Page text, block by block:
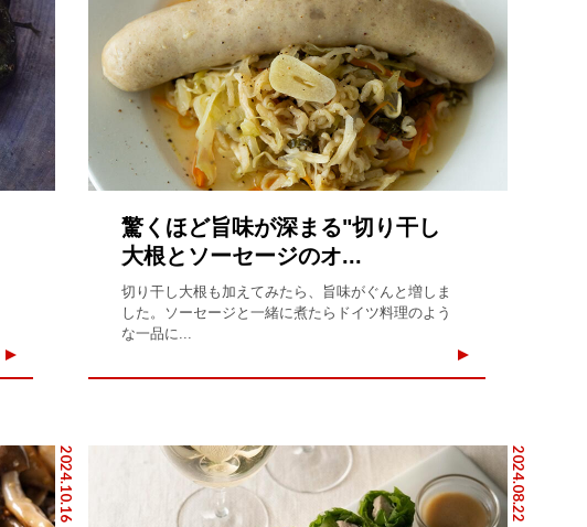
驚くほど旨味が深まる"切り干し
大根とソーセージのオ...
切り干し大根も加えてみたら、旨味がぐんと増しま
した。ソーセージと一緒に煮たらドイツ料理のよう
な一品に...
2024.10.16 2024.08.22